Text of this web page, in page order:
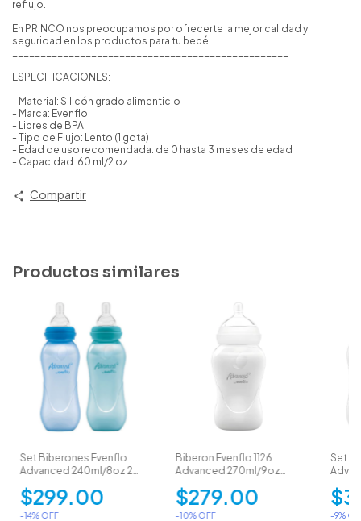
reflujo.
En PRINCO nos preocupamos por ofrecerte la mejor calidad y
seguridad en los productos para tu bebé.
ESPECIFICACIONES:
- Material: Silicón grado alimenticio
- Marca: Evenflo
- Libres de BPA
- Tipo de Flujo: Lento (1 gota)
- Edad de uso recomendada: de 0 hasta 3 meses de edad
- Capacidad: 60 ml/2 oz
Compartir
Productos similares
Set Biberones Evenflo
Advanced 240ml/8oz 2
$299.00
-14% OFF
Biberon Evenflo 1126
Advanced 270ml/9oz
$279.00
-10% OFF
Set 2
-9%